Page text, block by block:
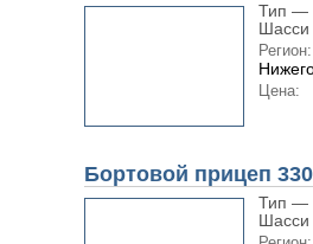
Тип —
Регион:
Цена:
Бортовой прицеп
Тип —